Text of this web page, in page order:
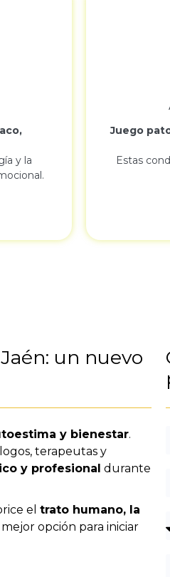
y la
Juego
Estas
un nuevo
y bienestar.
terapeutas y
y profesional durante
el trato humano, la
opción para iniciar